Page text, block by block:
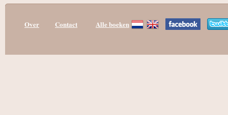
Over Contact Alle boeken